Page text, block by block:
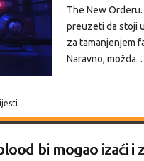
The New
preuzeti da stoji
za tamanjenjem
Naravno,
bi mogao izaći i